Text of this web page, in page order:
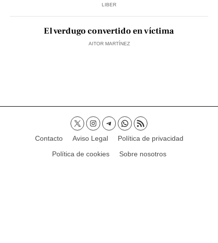
LIBER
El verdugo convertido en víctima
AITOR MARTÍNEZ
Contacto Aviso Legal
Política de privacidad
Política de cookies
Sobre nosotros